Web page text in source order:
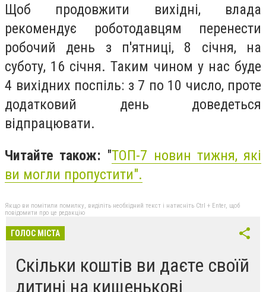
Щоб продовжити вихідні, влада
рекомендує роботодавцям перенести
робочий день з п'ятниці, 8 січня, на
суботу, 16 січня. Таким чином у нас буде
4 вихідних поспіль: з 7 по 10 число, проте
додатковий день доведеться
відпрацювати.
Читайте також: "ТОП-7 новин тижня, які
ви могли пропустити".
Якщо ви помітили помилку, виділіть необхідний текст і натисніть Ctrl + Enter, щоб
повідомити про це редакцію
ГОЛОС МІСТА
Скільки коштів ви даєте своїй
дитині на кишенькові